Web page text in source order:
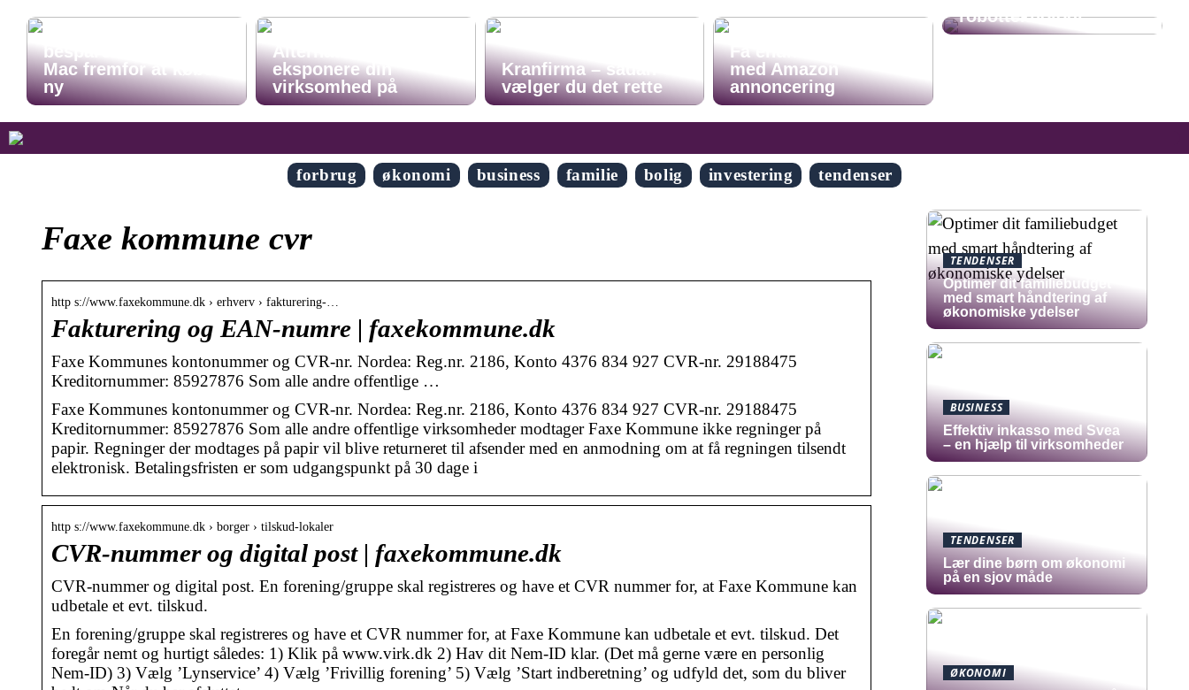
besparelse: Rens din
Mac fremfor at købe
ny
Alternative måder at
eksponere din
virksomhed på
Kranfirma – sådan
vælger du det rette
Få endnu flere kunder
med Amazon
annoncering
robotteknologi
forbrug økonomi business familie bolig investering tendenser
Faxe kommune cvr
http s://www.faxekommune.dk › erhverv › fakturering-…
Fakturering og EAN-numre | faxekommune.dk
Faxe Kommunes kontonummer og CVR-nr. Nordea: Reg.nr. 2186, Konto 4376 834 927 CVR-nr. 29188475
Kreditornummer: 85927876 Som alle andre offentlige …
Faxe Kommunes kontonummer og CVR-nr. Nordea: Reg.nr. 2186, Konto 4376 834 927 CVR-nr. 29188475
Kreditornummer: 85927876 Som alle andre offentlige virksomheder modtager Faxe Kommune ikke regninger på
papir. Regninger der modtages på papir vil blive returneret til afsender med en anmodning om at få regningen tilsendt
elektronisk. Betalingsfristen er som udgangspunkt på 30 dage i
http s://www.faxekommune.dk › borger › tilskud-lokaler
CVR-nummer og digital post | faxekommune.dk
CVR-nummer og digital post. En forening/gruppe skal registreres og have et CVR nummer for, at Faxe Kommune kan
udbetale et evt. tilskud.
En forening/gruppe skal registreres og have et CVR nummer for, at Faxe Kommune kan udbetale et evt. tilskud. Det
foregår nemt og hurtigt således: 1) Klik på www.virk.dk 2) Hav dit Nem-ID klar. (Det må gerne være en personlig
Nem-ID) 3) Vælg ’Lynservice’ 4) Vælg ’Frivillig forening’ 5) Vælg ’Start indberetning’ og udfyld det, som du bliver
TENDENSER
Optimer dit familiebudget
med smart håndtering af
økonomiske ydelser
BUSINESS
​Effektiv inkasso med Svea
– en hjælp til virksomheder
TENDENSER
Lær dine børn om økonomi
på en sjov måde
ØKONOMI